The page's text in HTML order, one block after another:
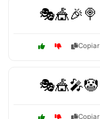
🎭🎪🎉🍭
Copiar
🎭🎪🎤🤡
Copiar